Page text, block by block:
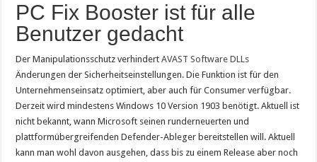
PC Fix Booster ist für alle
Benutzer gedacht
Der Manipulationsschutz verhindertAVAST Software DLLs
Änderungen der Sicherheitseinstellungen. Die Funktion ist für den
Unternehmenseinsatz optimiert, aber auch für Consumer verfügbar.
Derzeit wird mindestens Windows 10 Version 1903 benötigt. Aktuell ist
nicht bekannt, wann Microsoft seinen runderneuerten und
plattformübergreifenden Defender-Ableger bereitstellen will. Aktuell
kann man wohl davon ausgehen, dass bis zu einem Release aber noch